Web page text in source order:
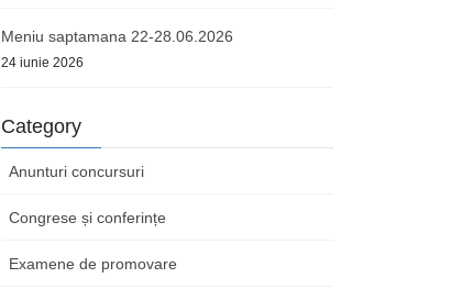
Meniu saptamana 22-28.06.2026
24 iunie 2026
Category
Anunturi concursuri
Congrese și conferințe
Examene de promovare